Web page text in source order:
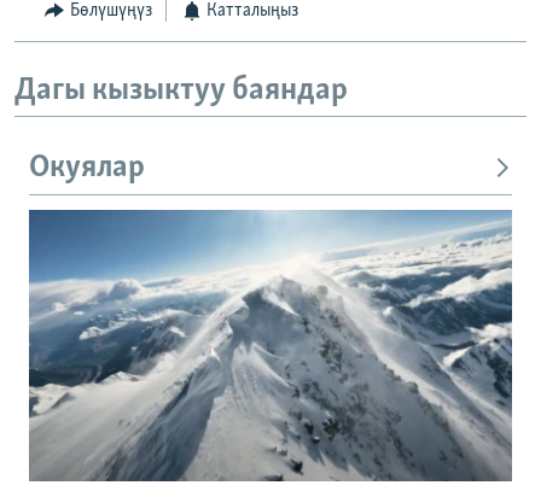
Бөлүшүңүз Катталыңыз
Дагы кызыктуу баяндар
Окуялар